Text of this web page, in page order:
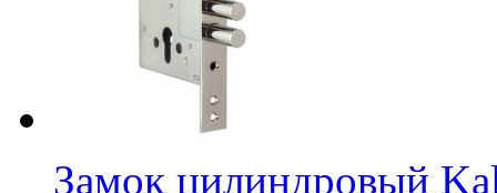
Замок цилиндровый